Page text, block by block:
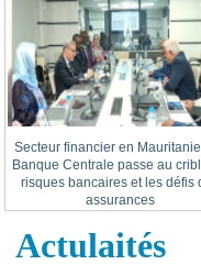
Secteur financier en
Banque Centrale passe au
risques bancaires et les défis
assurances
Actulaités